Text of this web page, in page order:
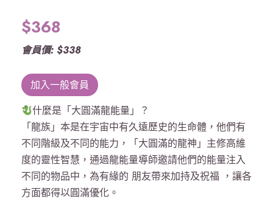
$368
會員價: $338
加入一般會員
什麼是「大圓滿龍能量」？
「龍族」本是在宇宙中有久遠歷史的生命體，他們有
不同階級及不同的能力，「大圓滿的龍神」主修高維
度的靈性智慧，通過龍能量導師邀請他們的能量注入
不同的物品中，為有緣的 朋友帶來加持及祝福 ，讓各
方面都得以圓滿優化。